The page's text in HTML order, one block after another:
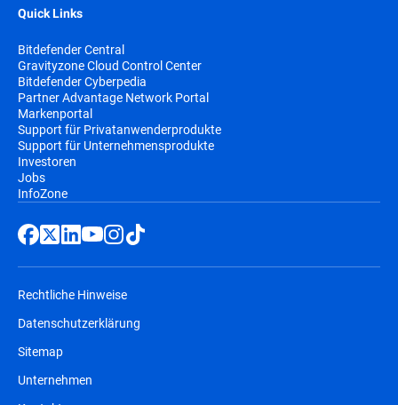
Quick Links
Bitdefender Central
Gravityzone Cloud Control Center
Bitdefender Cyberpedia
Partner Advantage Network Portal
Markenportal
Support für Privatanwenderprodukte
Support für Unternehmensprodukte
Investoren
Jobs
InfoZone
Rechtliche Hinweise
Datenschutzerklärung
Sitemap
Unternehmen